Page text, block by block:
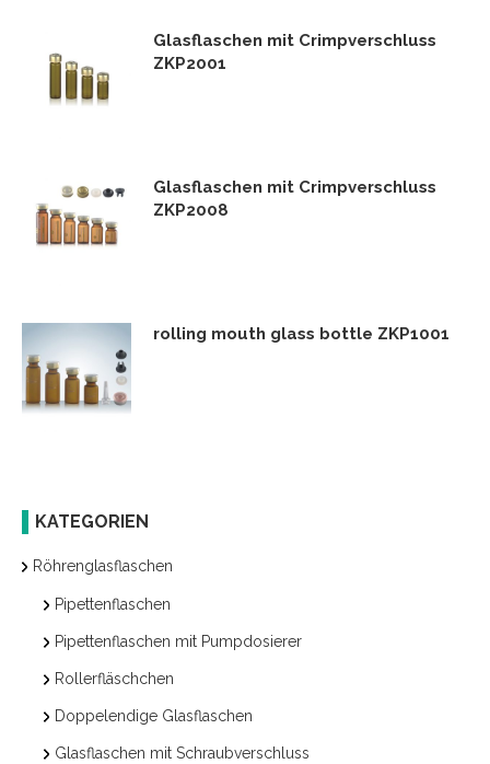
Glasflaschen mit Crimpverschluss
ZKP2001
Glasflaschen mit Crimpverschluss
ZKP2008
rolling mouth glass bottle ZKP1001
KATEGORIEN
Röhrenglasflaschen
Pipettenflaschen
Pipettenflaschen mit Pumpdosierer
Rollerfläschchen
Doppelendige Glasflaschen
Glasflaschen mit Schraubverschluss